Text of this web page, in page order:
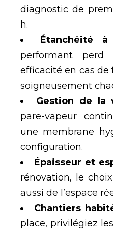
diagnostic de
h.
Étanchéité à
performant perd
efficacité en cas de
soigneusement
Gestion de la
pare-vapeur
une membrane
configuration.
Épaisseur et
rénovation, le
aussi de l’espace
Chantiers
place, privilégiez